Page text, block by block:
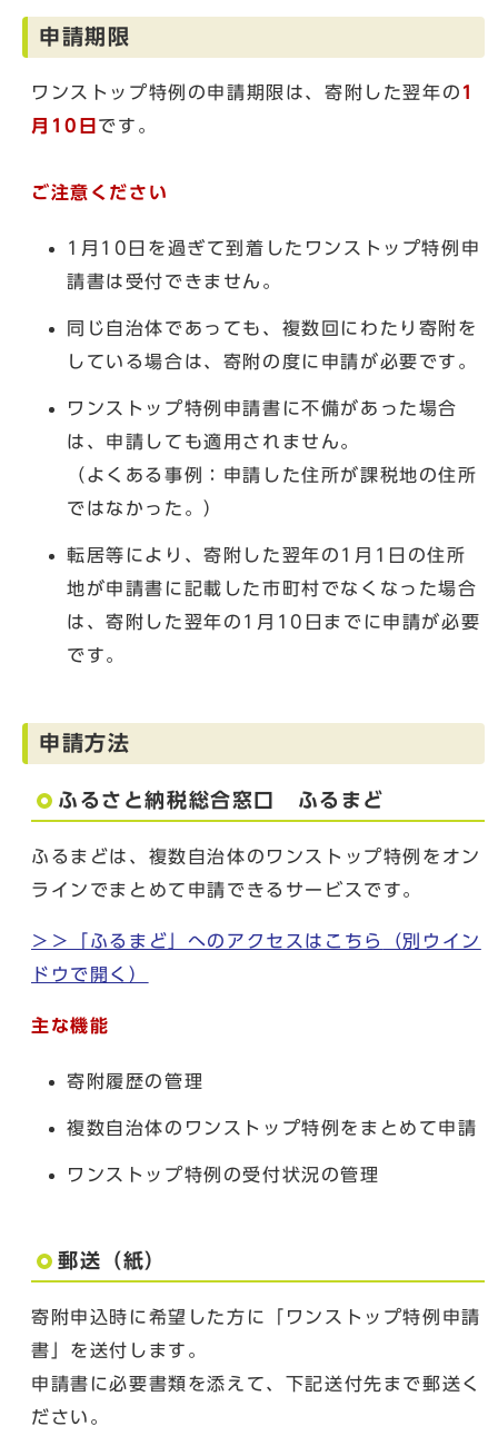
申請期限
ワンストップ特例の申請期限は、寄附した翌年の 1
月10日 です。
ご注意ください
1月10日を過ぎて到着したワンストップ特例申
請書は受付できません。
同じ自治体であっても、複数回にわたり寄附を
している場合は、寄附の度に申請が必要です。
ワンストップ特例申請書に不備があった場合
は、申請しても適用されません。
（よくある事例：申請した住所が課税地の住所
ではなかった。）
転居等により、寄附した翌年の1月1日の住所
地が申請書に記載した市町村でなくなった場合
は、寄附した翌年の1月10日までに申請が必要
です。
申請方法
ふるさと納税総合窓口 ふるまど
ふるまどは、複数自治体のワンストップ特例をオン
ラインでまとめて申請できるサービスです。
＞＞「ふるまど」へのアクセスはこちら
（別ウイン
ドウで開く）
主な機能
寄附履歴の管理
複数自治体のワンストップ特例をまとめて申請
ワンストップ特例の受付状況の管理
郵送（紙）
寄附申込時に希望した方に「ワンストップ特例申請
書」を送付します。
申請書に必要書類を添えて、下記送付先まで郵送く
ださい。